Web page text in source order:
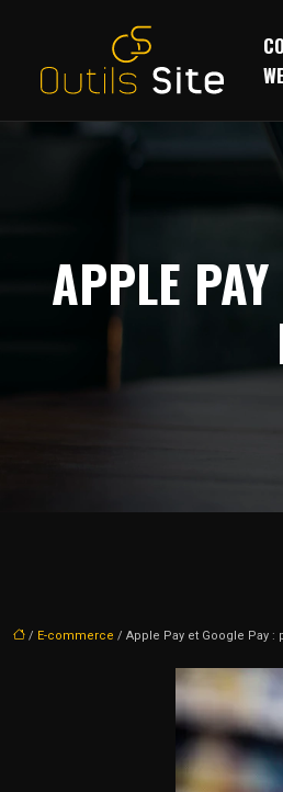
APPLE
/ E-commerce / Apple Pay et Google Pay